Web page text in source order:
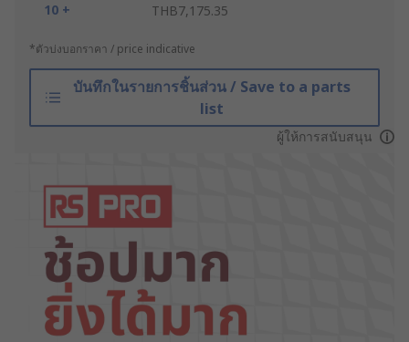
10 +
THB7,175.35
*ตัวบ่งบอกราคา / price indicative
บันทึกในรายการชิ้นส่วน / Save to a parts
list
ผู้ให้การสนับสนุน